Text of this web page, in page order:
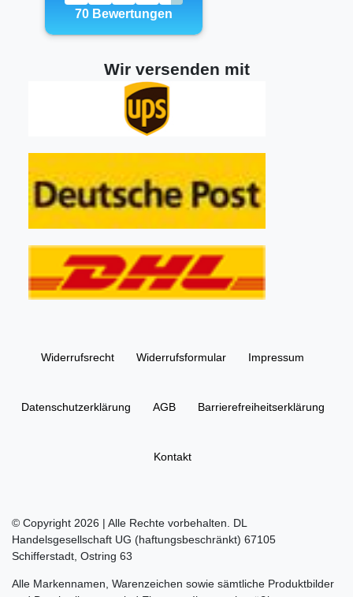
Wir versenden mit
Widerrufs­recht Widerrufs­formular Impressum
Daten­schutz­erklärung AGB Barrierefreiheitserklärung
Kontakt
© Copyright 2026 | Alle Rechte vorbehalten. DL
Handelsgesellschaft UG (haftungsbeschränkt) 67105
Schifferstadt, Ostring 63
Alle Markennamen, Warenzeichen sowie sämtliche Produktbilder